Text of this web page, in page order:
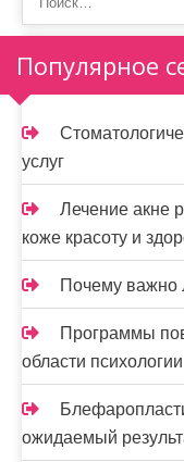
Популярное
услуг
Лечение акне
коже красоту и
Почему важно
Программы
области психологии
ожидаемый